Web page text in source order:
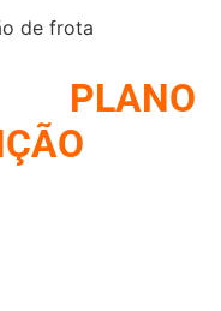
PLANO